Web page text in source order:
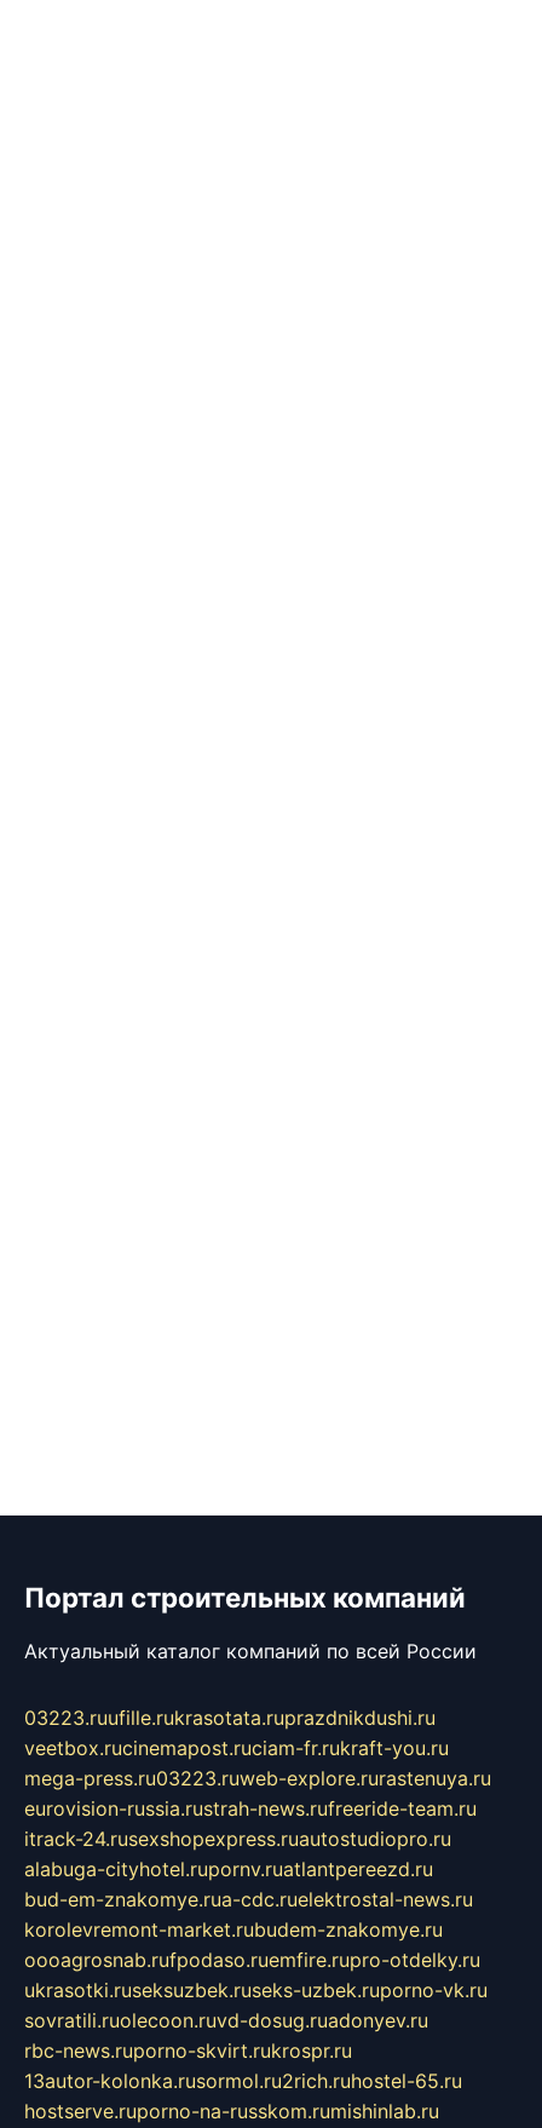
Портал строительных компаний
Актуальный каталог компаний по всей России
03223.ruufille.rukrasotata.ruprazdnikdushi.ru
veetbox.rucinemapost.ruciam-fr.rukraft-you.ru
mega-press.ru03223.ruweb-explore.rurastenuya.ru
eurovision-russia.rustrah-news.rufreeride-team.ru
itrack-24.rusexshopexpress.ruautostudiopro.ru
alabuga-cityhotel.rupornv.ruatlantpereezd.ru
bud-em-znakomye.rua-cdc.ruelektrostal-news.ru
korolevremont-market.rubudem-znakomye.ru
oooagrosnab.rufpodaso.ruemfire.rupro-otdelky.ru
ukrasotki.ruseksuzbek.ruseks-uzbek.ruporno-vk.ru
sovratili.ruolecoon.ruvd-dosug.ruadonyev.ru
rbc-news.ruporno-skvirt.rukrospr.ru
13autor-kolonka.rusormol.ru2rich.ruhostel-65.ru
hostserve.ruporno-na-russkom.rumishinlab.ru